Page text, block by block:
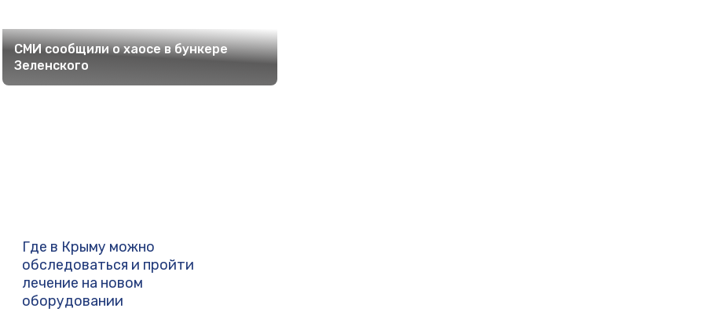
СМИ сообщили о хаосе в бункере
Зеленского
Где в Крыму можно
обследоваться и пройти
лечение на новом
оборудовании